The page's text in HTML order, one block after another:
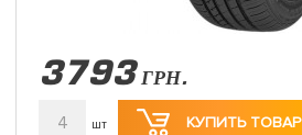
3793 ГРН.
4 шт КУПИТЬ ТОВАР